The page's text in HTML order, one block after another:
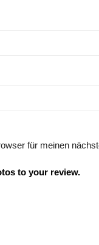
für meinen
to your review.